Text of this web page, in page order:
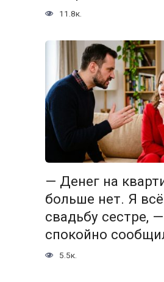
11.8к.
— Денег на
больше нет. Я
свадьбу сестре, —
спокойно
5.5к.